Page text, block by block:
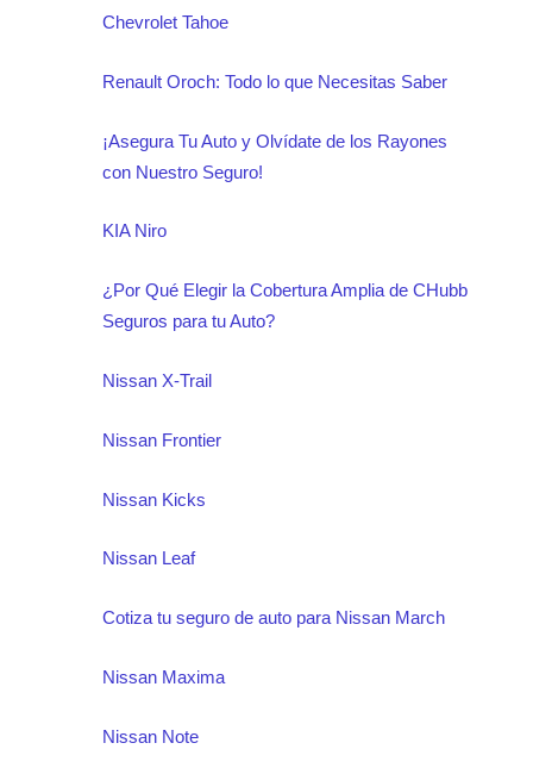
Chevrolet Tahoe
Renault Oroch: Todo lo que Necesitas Saber
¡Asegura Tu Auto y Olvídate de los Rayones
con Nuestro Seguro!
KIA Niro
¿Por Qué Elegir la Cobertura Amplia de CHubb
Seguros para tu Auto?
Nissan X-Trail
Nissan Frontier
Nissan Kicks
Nissan Leaf
Cotiza tu seguro de auto para Nissan March
Nissan Maxima
Nissan Note